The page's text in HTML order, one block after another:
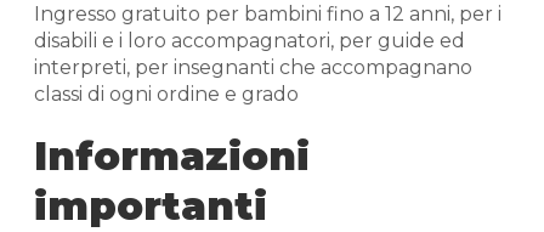
Ingresso gratuito per bambini fino a 12 anni, per i
disabili e i loro accompagnatori, per guide ed
interpreti, per insegnanti che accompagnano
classi di ogni ordine e grado
Informazioni
importanti